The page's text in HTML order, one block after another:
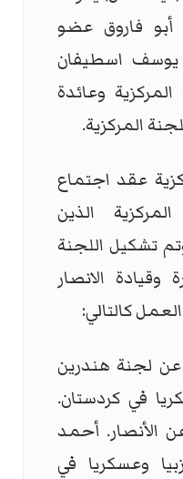
أبو فاروق عضو
يوسف اسطيفان
وعائدة
المركزية.
عقد اجتماع
الذين
تشكيل اللجنة
وقيادة الانصار
كالتالي:
لجنة هندرين
في كردستان.
الأنصار. أحمد
وعسكريا في